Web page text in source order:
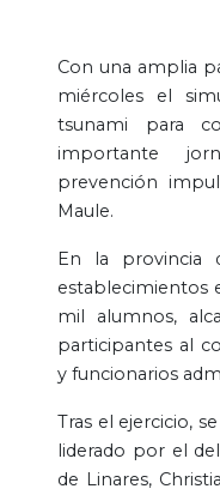
Con una amplia
miércoles el
tsunami para
importante
prevención
Maule.
En la provincia
establecimientos
mil alumnos,
participantes al
y funcionarios
Tras el ejercicio,
liderado por el
de Linares,